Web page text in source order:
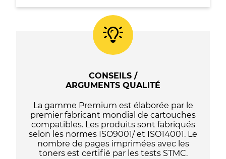
Epson
CONSEILS /
ARGUMENTS QUALITÉ
La gamme Premium est élaborée par le
premier fabricant mondial de cartouches
compatibles. Les produits sont fabriqués
selon les normes ISO9001/ et ISO14001. Le
nombre de pages imprimées avec les
toners est certifié par les tests STMC.